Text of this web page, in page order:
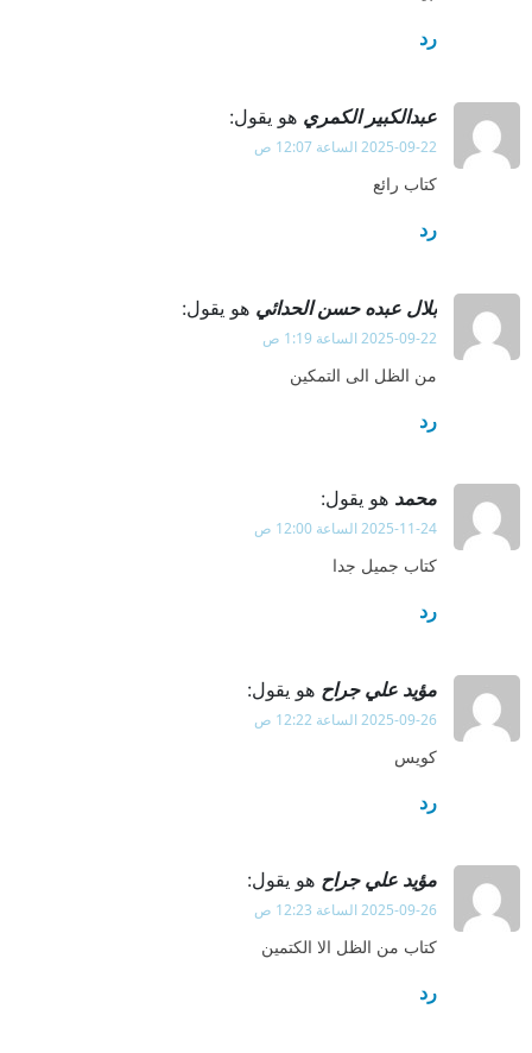
رد
عبدالكبير الكمري هو يقول:
2025-09-22 الساعة 12:07 ص
كتاب رائع
رد
بلال عبده حسن الحدائي هو يقول:
2025-09-22 الساعة 1:19 ص
من الظل الى التمكين
رد
محمد هو يقول:
2025-11-24 الساعة 12:00 ص
كتاب جميل جدا
رد
مؤيد علي جراح هو يقول:
2025-09-26 الساعة 12:22 ص
كويس
رد
مؤيد علي جراح هو يقول:
2025-09-26 الساعة 12:23 ص
كتاب من الظل الا الكتمين
رد